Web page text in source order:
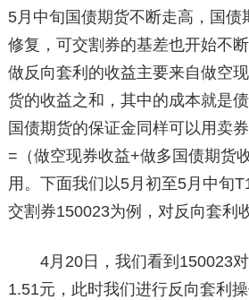
5月中旬国债期货不断走高，国债
修复，可交割券的基差也开始不
做反向套利的收益主要来自做空
货的收益之和，其中的成本就是
国债期货的保证金同样可以用卖
=（做空现券收益+做多国债期货
用。下面我们以5月初至5月中旬
交割券150023为例，对反向套利
4月20日，我们看到150023对
1.51元，此时我们进行反向套利